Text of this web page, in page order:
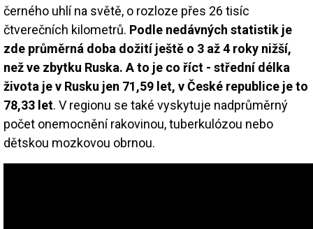
černého uhlí na světě, o rozloze přes 26 tisíc
čtverečních kilometrů. Podle nedávných statistik je
zde průměrná doba dožití ještě o 3 až 4 roky nižší,
než ve zbytku Ruska. A to je co říct - střední délka
života je v Rusku jen 71,59 let, v České republice je to
78,33 let. V regionu se také vyskytuje nadprůměrný
počet onemocnění rakovinou, tuberkulózou nebo
dětskou mozkovou obrnou.